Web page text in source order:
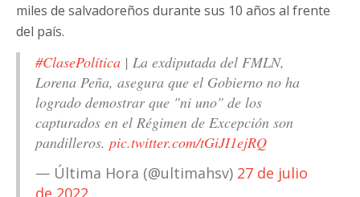
miles de salvadoreños durante sus 10 años al frente
del país.
#ClasePolítica | La exdiputada del FMLN,
Lorena Peña, asegura que el Gobierno no ha
logrado demostrar que "ni uno" de los
capturados en el Régimen de Excepción son
pandilleros. pic.twitter.com/tGiJI1ejRQ
— Última Hora (@ultimahsv) 27 de julio
de 2022